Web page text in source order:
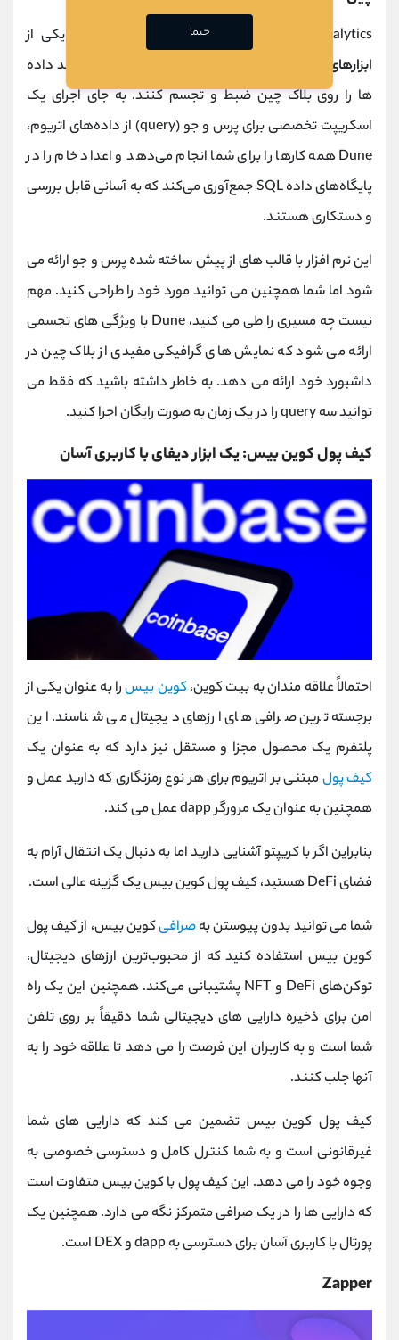
Dune Analytics یک پلتفرم نرم افزاری قدرتمند و یکی از
ابزارهای پیشرفته دیفای
است که به کاربران اجازه می دهد داده
ها را روی بلاک چین ضبط و تجسم کنند. به جای اجرای یک
اسکریپت تخصصی برای پرس و جو (query) از داده‌های اتریوم،
Dune همه کارها را برای شما انجام می‌دهد و اعداد خام را در
پایگاه‌های داده SQL جمع‌آوری می‌کند که به آسانی قابل بررسی
و دستکاری هستند.
این نرم افزار با قالب های از پیش ساخته شده پرس و جو ارائه می
شود اما شما همچنین می توانید مورد خود را طراحی کنید. مهم
نیست چه مسیری را طی می کنید، Dune با ویژگی های تجسمی
ارائه می شود که نمایش های گرافیکی مفیدی از بلاک چین در
داشبورد خود ارائه می دهد. به خاطر داشته باشید که فقط می
توانید سه query را در یک زمان به صورت رایگان اجرا کنید.
کیف پول کوین بیس: یک ابزار دیفای با کاربری آسان
احتمالاً علاقه مندان به بیت کوین،کوین بیسرا به عنوان یکی از
برجسته ترین صرافی های ارزهای دیجیتال می شناسند. این
پلتفرم یک محصول مجزا و مستقل نیز دارد که به عنوان یک
کیف پولمبتنی بر اتریوم برای هر نوع رمزنگاری که دارید عمل و
همچنین به عنوان یک مرورگر dapp عمل می کند.
بنابراین اگر با کریپتو آشنایی دارید اما به دنبال یک انتقال آرام به
فضای DeFi هستید، کیف پول کوین بیس یک گزینه عالی است.
شما می توانید بدون پیوستن بهصرافیکوین بیس، از کیف پول
کوین بیس استفاده کنید که از محبوب‌ترین ارزهای دیجیتال،
توکن‌های DeFi و NFT پشتیبانی می‌کند. همچنین این یک راه
امن برای ذخیره دارایی های دیجیتالی شما دقیقاً بر روی تلفن
شما است و به کاربران این فرصت را می دهد تا علاقه خود را به
آنها جلب کنند.
کیف پول کوین بیس تضمین می کند که دارایی های شما
غیرقانونی است و به شما کنترل کامل و دسترسی خصوصی به
وجوه خود را می دهد. این کیف پول با کوین بیس متفاوت است
که دارایی ها را در یک صرافی متمرکز نگه می دارد. همچنین یک
پورتال با کاربری آسان برای دسترسی به dapp و DEX است.
Zapper
حتما